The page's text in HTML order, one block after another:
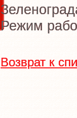
Режим
Возврат к